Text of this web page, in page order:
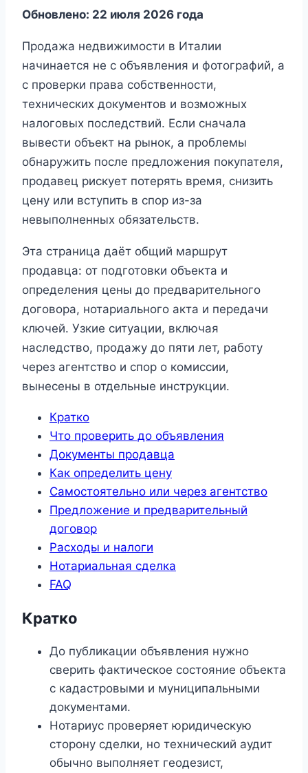
Обновлено: 22 июля 2026 года
Продажа недвижимости в Италии
начинается не с объявления и фотографий, а
с проверки права собственности,
технических документов и возможных
налоговых последствий. Если сначала
вывести объект на рынок, а проблемы
обнаружить после предложения покупателя,
продавец рискует потерять время, снизить
цену или вступить в спор из-за
невыполненных обязательств.
Эта страница даёт общий маршрут
продавца: от подготовки объекта и
определения цены до предварительного
договора, нотариального акта и передачи
ключей. Узкие ситуации, включая
наследство, продажу до пяти лет, работу
через агентство и спор о комиссии,
вынесены в отдельные инструкции.
Кратко
Что проверить до объявления
Документы продавца
Как определить цену
Самостоятельно или через агентство
Предложение и предварительный
договор
Расходы и налоги
Нотариальная сделка
FAQ
Кратко
До публикации объявления нужно
сверить фактическое состояние объекта
с кадастровыми и муниципальными
документами.
Нотариус проверяет юридическую
сторону сделки, но технический аудит
обычно выполняет геодезист,